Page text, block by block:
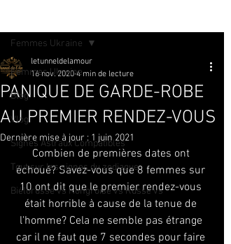
Femmes Ukraine
Blog
Vlog
Signes Astraux Compatibles
Tout sur les signes du zodiaque
Biélorusse vs Hongroise vs Russe vs
Femmes Ukraine
PANIQUE DE GARDE-ROBE
AU PREMIER RENDEZ-VOUS
letunneldelamour
16 nov. 2020 4 min de lecture
Dernière mise à jour : 1 juin 2021
Combien de premières dates ont
échoué? Savez-vous que 8 femmes sur
10 ont dit que le premier rendez-vous
était horrible à cause de la tenue de
l'homme? Cela ne semble pas étrange
car il ne faut que 7 secondes pour faire